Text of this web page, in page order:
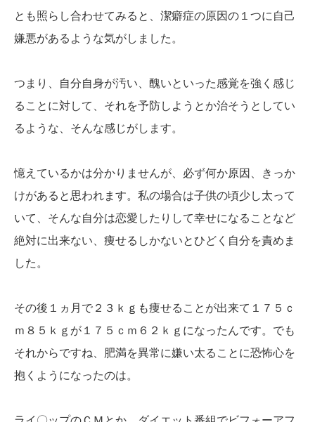
とも照らし合わせてみると、潔癖症の原因の１つに自己
嫌悪があるような気がしました。
つまり、自分自身が汚い、醜いといった感覚を強く感じ
ることに対して、それを予防しようとか治そうとしてい
るような、そんな感じがします。
憶えているかは分かりませんが、必ず何か原因、きっか
けがあると思われます。私の場合は子供の頃少し太って
いて、そんな自分は恋愛したりして幸せになることなど
絶対に出来ない、痩せるしかないとひどく自分を責めま
した。
その後１ヵ月で２３ｋｇも痩せることが出来て１７５ｃ
ｍ８５ｋｇが１７５ｃｍ６２ｋｇになったんです。でも
それからですね、肥満を異常に嫌い太ることに恐怖心を
抱くようになったのは。